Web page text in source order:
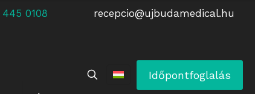
445 0108 recepcio@ujbudamedical.hu
Időpontfoglalás